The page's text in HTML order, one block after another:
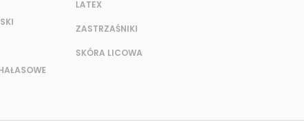
LATEX
ZASTRZAŚNIKI
SKÓRA LICOWA